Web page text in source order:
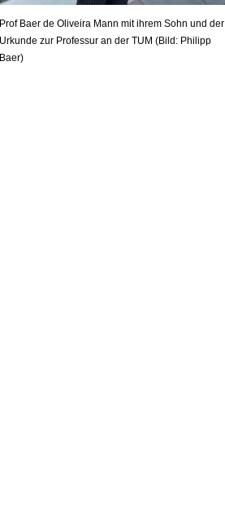
Baer de Oliveira Mann mit ihrem Sohn und der
zur Professur an der TUM (Bild: Philipp